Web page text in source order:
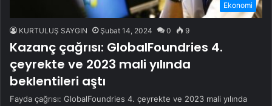
Ekonomi
KURTULUŞ SAYGIN Şubat 14, 2024 0 9
Kazanç çağrısı: GlobalFoundries 4.
çeyrekte ve 2023 mali yılında
beklentileri aştı
Fayda çağrısı: GlobalFoundries 4. çeyrekte ve 2023 mali yılında